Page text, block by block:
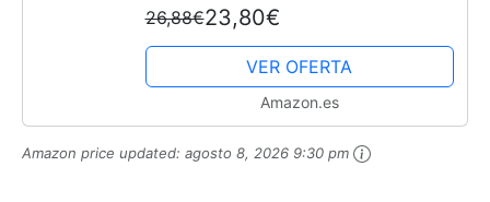
26,88€23,80€
VER OFERTA
Amazon.es
Amazon price updated: agosto 8, 2026 9:30 pm